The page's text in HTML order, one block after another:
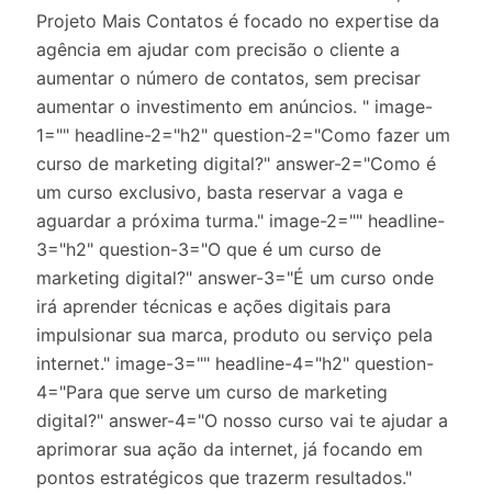
Projeto Mais Contatos é focado no expertise da
agência em ajudar com precisão o cliente a
aumentar o número de contatos, sem precisar
aumentar o investimento em anúncios. " image-
1="" headline-2="h2" question-2="Como fazer um
curso de marketing digital?" answer-2="Como é
um curso exclusivo, basta reservar a vaga e
aguardar a próxima turma." image-2="" headline-
3="h2" question-3="O que é um curso de
marketing digital?" answer-3="É um curso onde
irá aprender técnicas e ações digitais para
impulsionar sua marca, produto ou serviço pela
internet." image-3="" headline-4="h2" question-
4="Para que serve um curso de marketing
digital?" answer-4="O nosso curso vai te ajudar a
aprimorar sua ação da internet, já focando em
pontos estratégicos que trazerm resultados."